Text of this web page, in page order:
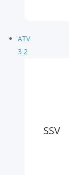
ATV
3 2
SSV